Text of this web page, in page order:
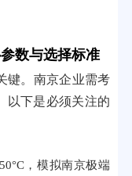
数与选择标准
键。南京企业需考
以下是必须关注的
，模拟南京极端